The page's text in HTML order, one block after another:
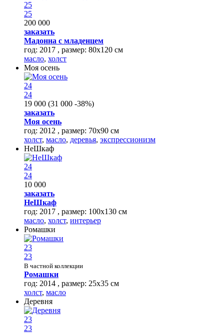
25
25
200 000
заказать
Мадонна с младенцем
год: 2017 , размер: 80х120 см
масло, холст
Моя осень
24
24
19 000 (31 000 -38%)
заказать
Моя осень
год: 2012 , размер: 70х90 см
холст, масло, деревья, экспрессионизм
НеШкаф
24
24
10 000
заказать
НеШкаф
год: 2017 , размер: 100х130 см
масло, холст, интерьер
Ромашки
23
23
В частной коллекции
Ромашки
год: 2014 , размер: 25х35 см
холст, масло
Деревня
23
23